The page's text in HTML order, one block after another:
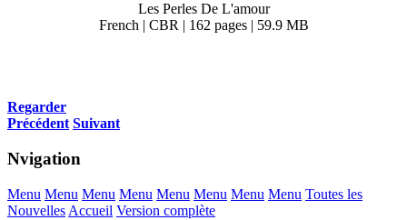
Les Perles De L'amour
French | CBR | 162 pages | 59.9 MB
Regarder
Précédent Suivant
Nvigation
Menu Menu Menu Menu Menu Menu Menu Menu Toutes les
Nouvelles Accueil Version complète